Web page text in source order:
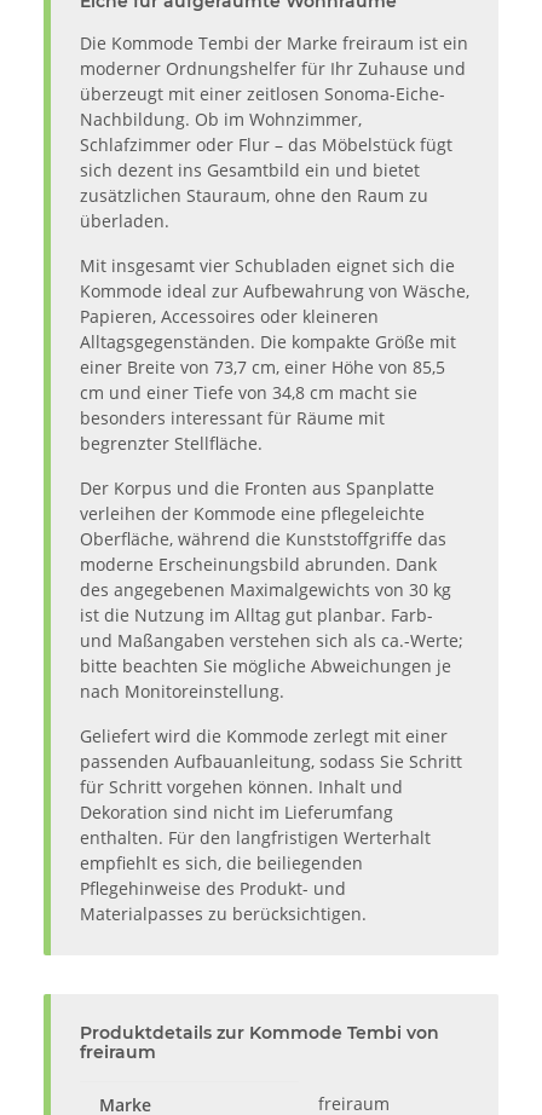
Die Kommode Tembi der Marke freiraum ist ein
moderner Ordnungshelfer für Ihr Zuhause und
überzeugt mit einer zeitlosen Sonoma-Eiche-
Nachbildung. Ob im Wohnzimmer,
Schlafzimmer oder Flur – das Möbelstück fügt
sich dezent ins Gesamtbild ein und bietet
zusätzlichen Stauraum, ohne den Raum zu
überladen.
Mit insgesamt vier Schubladen eignet sich die
Kommode ideal zur Aufbewahrung von Wäsche,
Papieren, Accessoires oder kleineren
Alltagsgegenständen. Die kompakte Größe mit
einer Breite von 73,7 cm, einer Höhe von 85,5
cm und einer Tiefe von 34,8 cm macht sie
besonders interessant für Räume mit
begrenzter Stellfläche.
Der Korpus und die Fronten aus Spanplatte
verleihen der Kommode eine pflegeleichte
Oberfläche, während die Kunststoffgriffe das
moderne Erscheinungsbild abrunden. Dank
des angegebenen Maximalgewichts von 30 kg
ist die Nutzung im Alltag gut planbar. Farb-
und Maßangaben verstehen sich als ca.-Werte;
bitte beachten Sie mögliche Abweichungen je
nach Monitoreinstellung.
Geliefert wird die Kommode zerlegt mit einer
passenden Aufbauanleitung, sodass Sie Schritt
für Schritt vorgehen können. Inhalt und
Dekoration sind nicht im Lieferumfang
enthalten. Für den langfristigen Werterhalt
empfiehlt es sich, die beiliegenden
Pflegehinweise des Produkt- und
Materialpasses zu berücksichtigen.
Produktdetails zur Kommode Tembi von
freiraum
Marke freiraum